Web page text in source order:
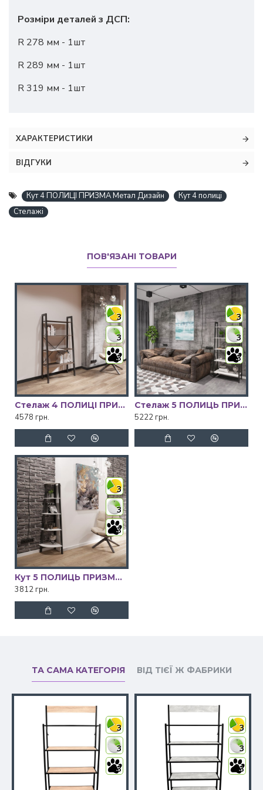
Розміри деталей з ДСП:
R 278 мм - 1шт
R 289 мм - 1шт
R 319 мм - 1шт
ХАРАКТЕРИСТИКИ
ВІДГУКИ
Кут 4 ПОЛИЦІ ПРИЗМА Метал Дизайн
Кут 4 полиці
Стелажі
ПОВ'ЯЗАНІ ТОВАРИ
3
3
3
Стелаж 4 ПОЛИЦІ ПРИЗМА Метал Дизайн
4578 грн.
3
3
3
Стелаж 5 ПОЛИЦЬ ПРИЗМА Метал Дизайн
5222 грн.
3
3
3
Кут 5 ПОЛИЦЬ ПРИЗМА Метал Дизайн
3812 грн.
ТА САМА КАТЕГОРІЯ ВІД ТІЄЇ Ж ФАБРИКИ
3
3
3
3
3
3